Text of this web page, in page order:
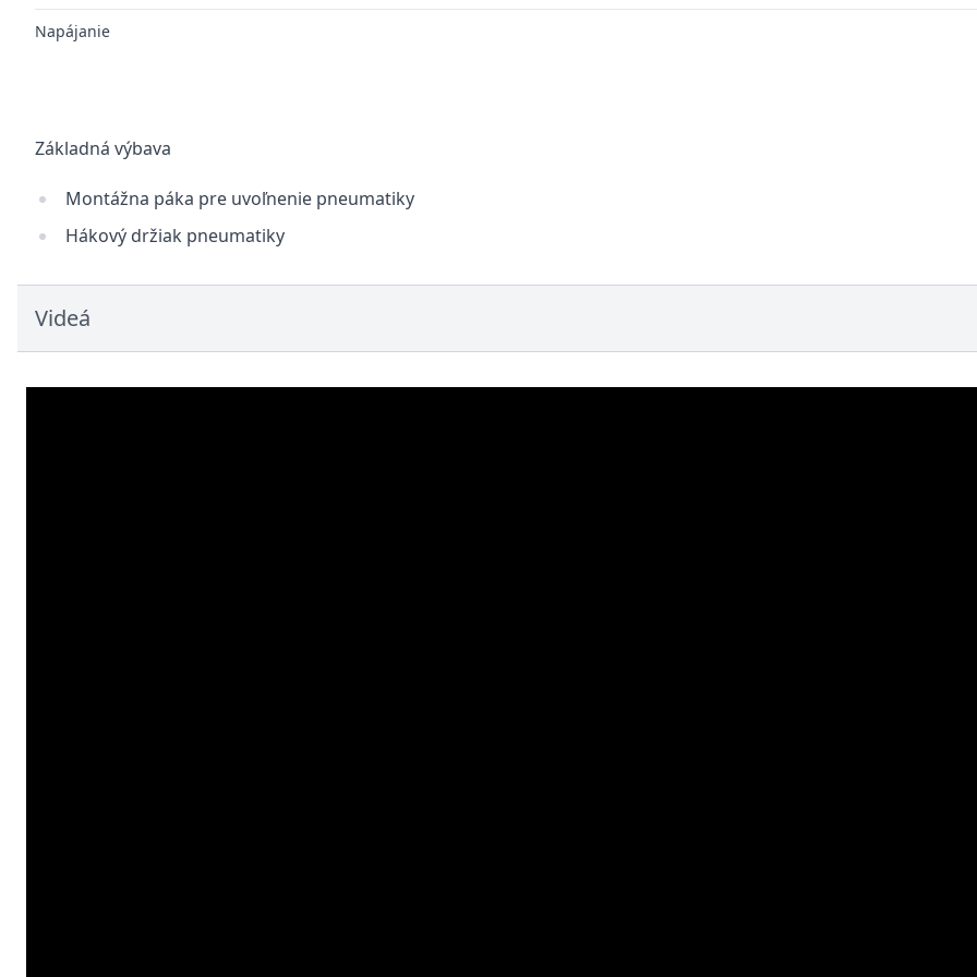
Napájanie
Základná výbava
Montážna páka pre uvoľnenie pneumatiky
Hákový držiak pneumatiky
Videá